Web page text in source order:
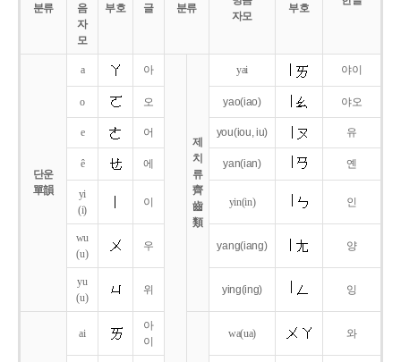
분류
음
자
모
부호
글
분류
자모
부호
단운
單韻
a 아
제
치
류
齊
齒
類
yai 야이
o 오 yao(iao) 야오
e 어 you(iou,iu) 유
ê 에 yan(ian) 옌
yi
(i)
이 yin(in) 인
wu
(u)
우 yang(iang) 양
yu
(u)
위 ying(ing) 잉
ai
아
이
wa(ua) 와